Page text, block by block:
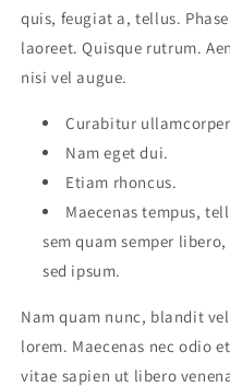
quis, feugiat a, tellus.
laoreet. Quisque rutrum.
nisi vel augue.
Curabitur
Nam eget dui.
Etiam rhoncus.
Maecenas tempus,
sem quam semper
sed ipsum.
Nam quam nunc, blandit
lorem. Maecenas nec odio
vitae sapien ut libero